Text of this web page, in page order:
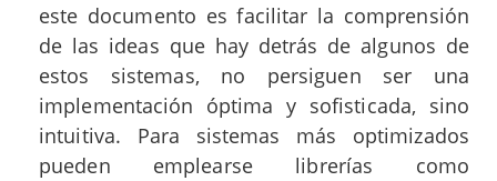
este documento es facilitar la comprensión
de las ideas que hay detrás de algunos de
estos sistemas, no persiguen ser una
implementación óptima y sofisticada, sino
intuitiva. Para sistemas más optimizados
pueden emplearse librerías como